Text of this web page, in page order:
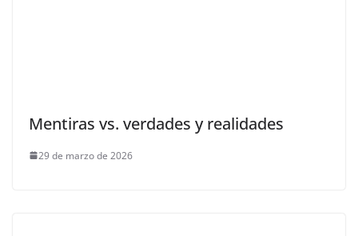
Mentiras vs. verdades y realidades
29 de marzo de 2026